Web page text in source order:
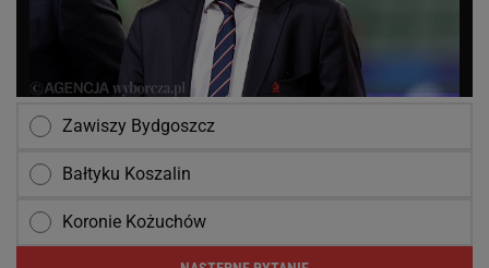
Zawiszy Bydgoszcz
Bałtyku Koszalin
Koronie Kożuchów